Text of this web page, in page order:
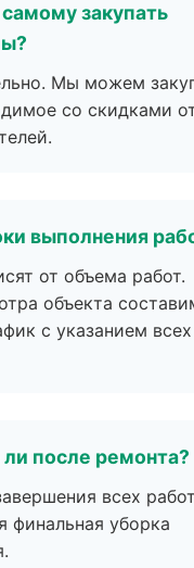
закупать
Мы можем
со скидками
выполнения
от объема работ.
объекта
с указанием всех
после ремонта?
всех работ
финальная уборка